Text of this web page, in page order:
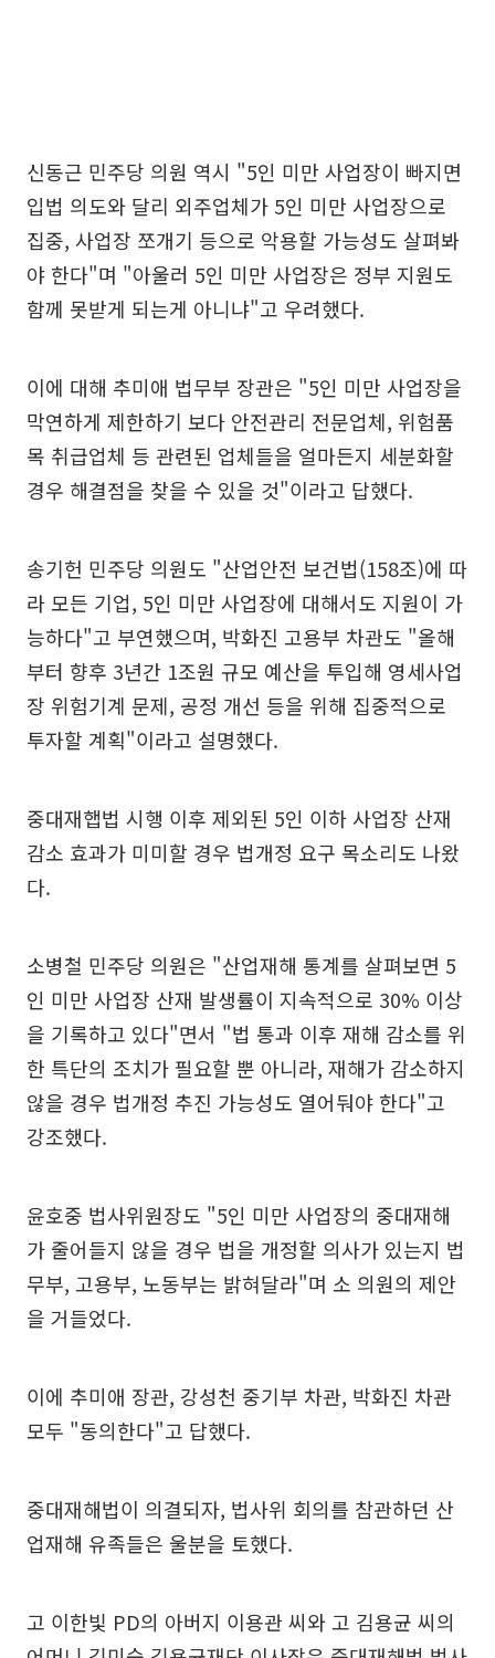
신동근 민주당 의원 역시 "5인 미만 사업장이 빠지면
입법 의도와 달리 외주업체가 5인 미만 사업장으로
집중, 사업장 쪼개기 등으로 악용할 가능성도 살펴봐
야 한다"며 "아울러 5인 미만 사업장은 정부 지원도
함께 못받게 되는게 아니냐"고 우려했다.
이에 대해 추미애 법무부 장관은 "5인 미만 사업장을
막연하게 제한하기 보다 안전관리 전문업체, 위험품
목 취급업체 등 관련된 업체들을 얼마든지 세분화할
경우 해결점을 찾을 수 있을 것"이라고 답했다.
송기헌 민주당 의원도 "산업안전 보건법(158조)에 따
라 모든 기업, 5인 미만 사업장에 대해서도 지원이 가
능하다"고 부연했으며, 박화진 고용부 차관도 "올해
부터 향후 3년간 1조원 규모 예산을 투입해 영세사업
장 위험기계 문제, 공정 개선 등을 위해 집중적으로
투자할 계획"이라고 설명했다.
중대재햅법 시행 이후 제외된 5인 이하 사업장 산재
감소 효과가 미미할 경우 법개정 요구 목소리도 나왔
다.
소병철 민주당 의원은 "산업재해 통계를 살펴보면 5
인 미만 사업장 산재 발생률이 지속적으로 30% 이상
을 기록하고 있다"면서 "법 통과 이후 재해 감소를 위
한 특단의 조치가 필요할 뿐 아니라, 재해가 감소하지
않을 경우 법개정 추진 가능성도 열어둬야 한다"고
강조했다.
윤호중 법사위원장도 "5인 미만 사업장의 중대재해
가 줄어들지 않을 경우 법을 개정할 의사가 있는지 법
무부, 고용부, 노동부는 밝혀달라"며 소 의원의 제안
을 거들었다.
이에 추미애 장관, 강성천 중기부 차관, 박화진 차관
모두 "동의한다"고 답했다.
중대재해법이 의결되자, 법사위 회의를 참관하던 산
업재해 유족들은 울분을 토했다.
고 이한빛 PD의 아버지 이용관 씨와 고 김용균 씨의